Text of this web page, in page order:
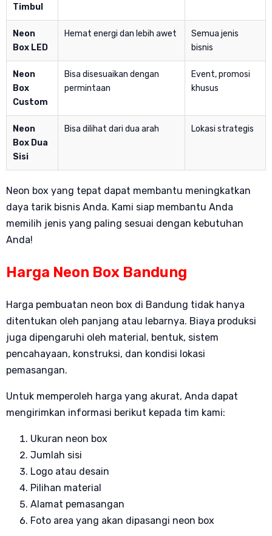
Timbul
Neon
Box LED
Hemat energi dan lebih awet
Semua jenis
bisnis
Neon
Box
Custom
Bisa disesuaikan dengan
permintaan
Event, promosi
khusus
Neon
Box Dua
Sisi
Bisa dilihat dari dua arah Lokasi strategis
Neon box yang tepat dapat membantu meningkatkan
daya tarik bisnis Anda. Kami siap membantu Anda
memilih jenis yang paling sesuai dengan kebutuhan
Anda!
Harga Neon Box Bandung
Harga pembuatan neon box di Bandung tidak hanya
ditentukan oleh panjang atau lebarnya. Biaya produksi
juga dipengaruhi oleh material, bentuk, sistem
pencahayaan, konstruksi, dan kondisi lokasi
pemasangan.
Untuk memperoleh harga yang akurat, Anda dapat
mengirimkan informasi berikut kepada tim kami:
Ukuran neon box
Jumlah sisi
Logo atau desain
Pilihan material
Alamat pemasangan
Foto area yang akan dipasangi neon box